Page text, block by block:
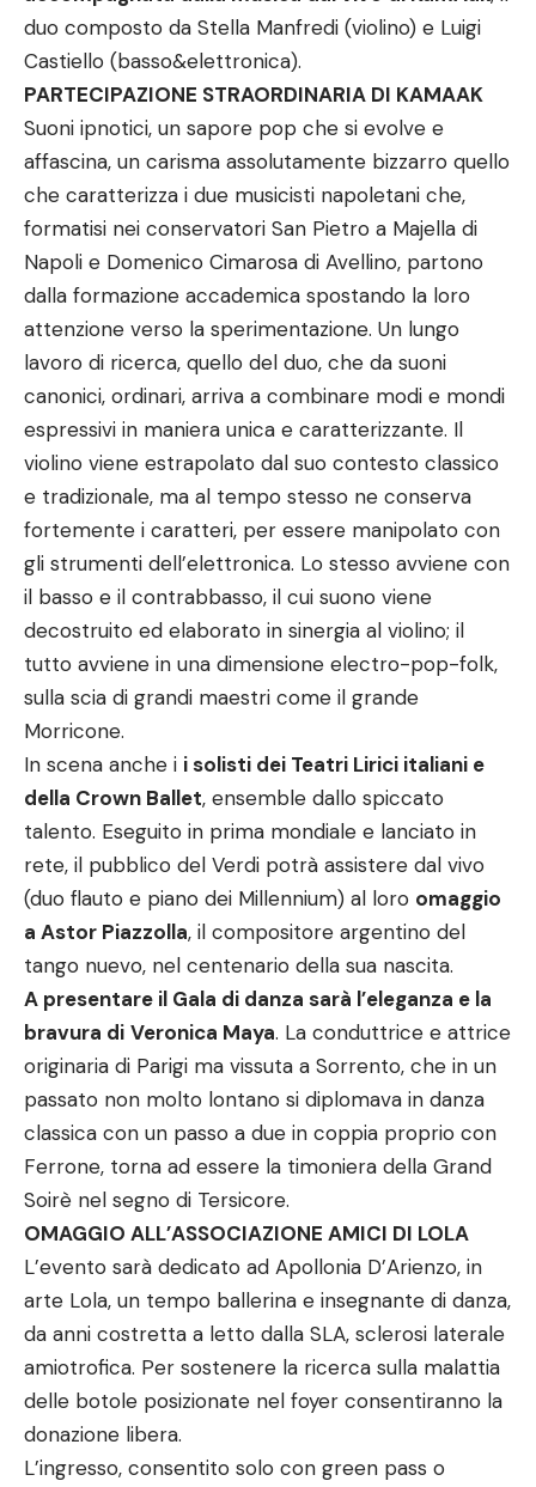
duo composto da Stella Manfredi (violino) e Luigi
Castiello (basso&elettronica).
PARTECIPAZIONE STRAORDINARIA DI KAMAAK
Suoni ipnotici, un sapore pop che si evolve e
affascina, un carisma assolutamente bizzarro quello
che caratterizza i due musicisti napoletani che,
formatisi nei conservatori San Pietro a Majella di
Napoli e Domenico Cimarosa di Avellino, partono
dalla formazione accademica spostando la loro
attenzione verso la sperimentazione. Un lungo
lavoro di ricerca, quello del duo, che da suoni
canonici, ordinari, arriva a combinare modi e mondi
espressivi in maniera unica e caratterizzante. Il
violino viene estrapolato dal suo contesto classico
e tradizionale, ma al tempo stesso ne conserva
fortemente i caratteri, per essere manipolato con
gli strumenti dell’elettronica. Lo stesso avviene con
il basso e il contrabbasso, il cui suono viene
decostruito ed elaborato in sinergia al violino; il
tutto avviene in una dimensione electro-pop-folk,
sulla scia di grandi maestri come il grande
Morricone.
In scena anche i i solisti dei Teatri Lirici italiani e
della Crown Ballet, ensemble dallo spiccato
talento. Eseguito in prima mondiale e lanciato in
rete, il pubblico del Verdi potrà assistere dal vivo
(duo flauto e piano dei Millennium) al loro omaggio
a Astor Piazzolla, il compositore argentino del
tango nuevo, nel centenario della sua nascita.
A presentare il Gala di danza sarà l’eleganza e la
bravura di Veronica Maya. La conduttrice e attrice
originaria di Parigi ma vissuta a Sorrento, che in un
passato non molto lontano si diplomava in danza
classica con un passo a due in coppia proprio con
Ferrone, torna ad essere la timoniera della Grand
Soirè nel segno di Tersicore.
OMAGGIO ALL’ASSOCIAZIONE AMICI DI LOLA
L’evento sarà dedicato ad Apollonia D’Arienzo, in
arte Lola, un tempo ballerina e insegnante di danza,
da anni costretta a letto dalla SLA, sclerosi laterale
amiotrofica. Per sostenere la ricerca sulla malattia
delle botole posizionate nel foyer consentiranno la
donazione libera.
L’ingresso, consentito solo con green pass o